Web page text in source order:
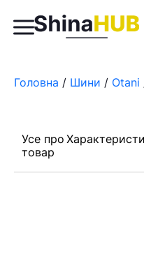
Головна / Шини / Otani
Усе про
товар